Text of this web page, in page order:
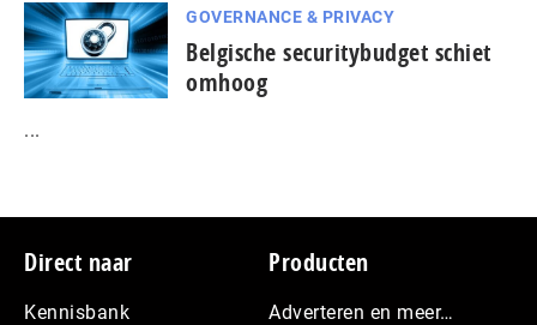
GOVERNANCE & PRIVACY
Belgische securitybudget schiet
omhoog
...
Footer
Direct naar
Kennisbank
Producten
Adverteren en meer…